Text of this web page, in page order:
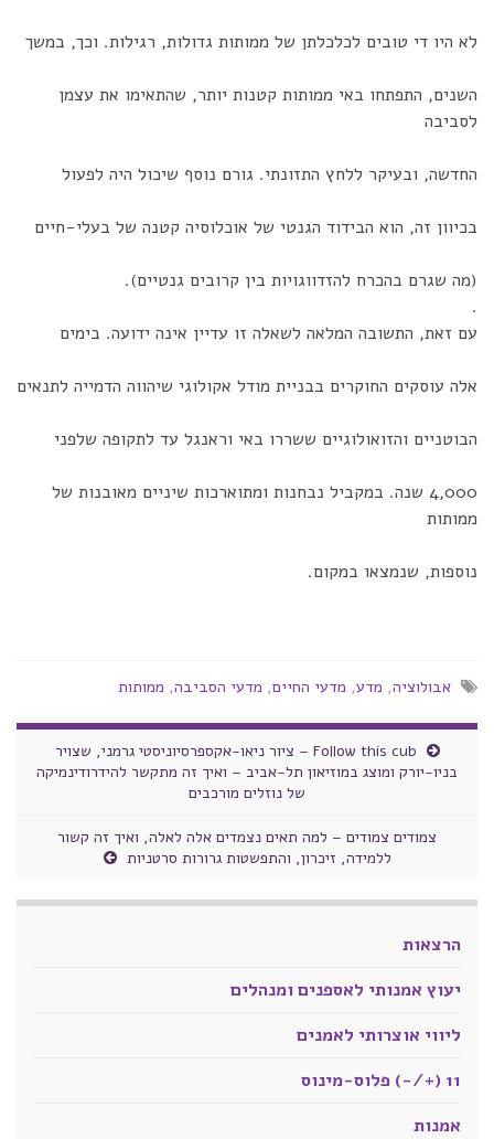
לא היו די טובים לכלכלתן של ממותות גדולות, רגילות. וכך, במשך
השנים, התפתחו באי ממותות קטנות יותר, שהתאימו את עצמן
לסביבה
החדשה, ובעיקר ללחץ התזונתי. גורם נוסף שיכול היה לפעול
בכיוון זה, הוא הבידוד הגנטי של אוכלוסיה קטנה של בעלי-חיים
(מה שגרם בהכרח להזדווגויות בין קרובים גנטיים).
.
עם זאת, התשובה המלאה לשאלה זו עדיין אינה ידועה. בימים
אלה עוסקים החוקרים בבניית מודל אקולוגי שיהווה הדמייה לתנאים
הבוטניים והזואולוגיים ששררו באי וראנגל עד לתקופה שלפני
4,000 שנה. במקביל נבחנות ומתוארכות שיניים מאובנות של
ממותות
נוספות, שנמצאו במקום.
אבולוציה, מדע, מדעי החיים, מדעי הסביבה, ממותות
Follow this cub – ציור ניאו-אקספרסיוניסטי גרמני, שצויר
בניו-יורק ומוצג במוזיאון תל-אביב – ואיך זה מתקשר להידרודינמיקה
של נוזלים מורכבים
צמודים צמודים – למה תאים נצמדים אלה לאלה, ואיך זה קשור
ללמידה, זיכרון, והתפשטות גרורות סרטניות
הרצאות
יעוץ אמנותי לאספנים ומנהלים
ליווי אוצרותי לאמנים
11 (+/-) פלוס-מינוס
אמנות